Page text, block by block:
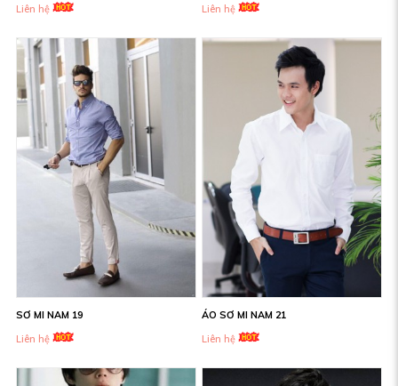
Liên hệ
Liên hệ
SƠ MI NAM 19
Liên hệ
ÁO SƠ MI NAM 21
Liên hệ